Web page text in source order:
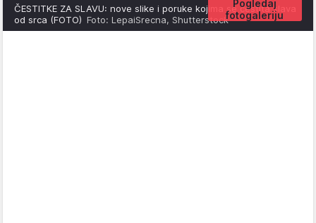
Pogledaj
fotogaleriju
ČESTITKE ZA SLAVU: nove slike i poruke kojima se čestita slava
od srca (FOTO) Foto: LepaiSrecna, Shutterstock